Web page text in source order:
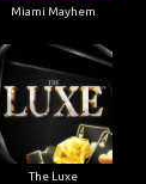
Miami Mayhem
The Luxe